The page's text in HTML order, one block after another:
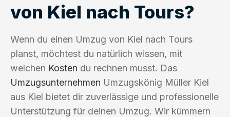
von Kiel nach Tours?
Wenn du einen Umzug von Kiel nach Tours
planst, möchtest du natürlich wissen, mit
welchen Kosten du rechnen musst. Das
Umzugsunternehmen Umzugskönig Müller Kiel
aus Kiel bietet dir zuverlässige und professionelle
Unterstützung für deinen Umzug. Wir kümmern